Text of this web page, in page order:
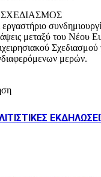
μεταξύ του Νέου
Σχεδιασμού
μερών.